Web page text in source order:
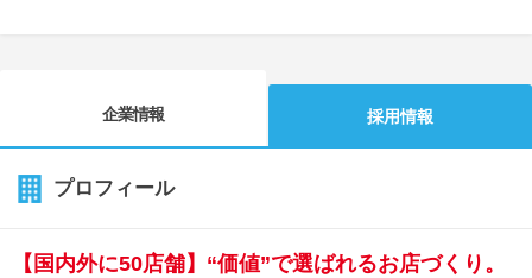
企業情報 採用情報
プロフィール
【国内外に50店舗】“価値”で選ばれるお店づくり。